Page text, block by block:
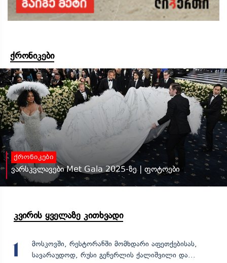
ქრონიკები
ქრონიკები
ვარსკვლავები Met Gala 2025-ზე | ფოტოები
კვირის ყველაზე კითხვადი
1
მოსკოვში, რესტორანში მომხდარი აფეთქებისას,
სავარაუდოდ, რუსი გენერლის ქალიშვილი და...